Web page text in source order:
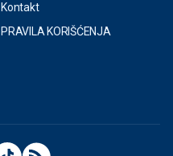
Kontakt
PRAVILA KORIŠĆENJA